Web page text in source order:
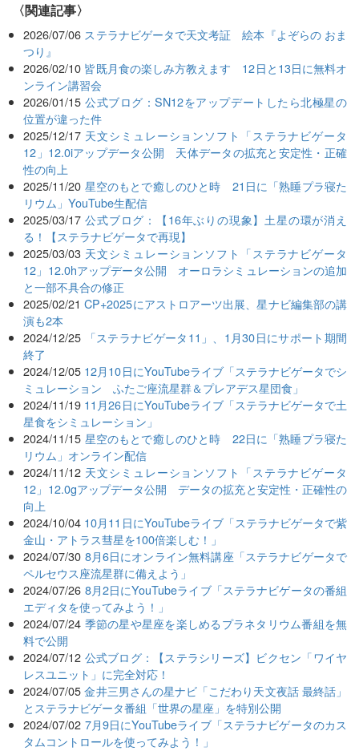
関連記事
2026/07/06 ステラナビゲータで天文考証 絵本『よぞらの おま
つり』
2026/02/10 皆既月食の楽しみ方教えます 12日と13日に無料オ
ンライン講習会
2026/01/15 公式ブログ：SN12をアップデートしたら北極星の
位置が違った件
2025/12/17 天文シミュレーションソフト「ステラナビゲータ
12」12.0iアップデータ公開 天体データの拡充と安定性・正確
性の向上
2025/11/20 星空のもとで癒しのひと時 21日に「熟睡プラ寝た
リウム」YouTube生配信
2025/03/17 公式ブログ：【16年ぶりの現象】土星の環が消え
る！【ステラナビゲータで再現】
2025/03/03 天文シミュレーションソフト「ステラナビゲータ
12」12.0hアップデータ公開 オーロラシミュレーションの追加
と一部不具合の修正
2025/02/21 CP+2025にアストロアーツ出展、星ナビ編集部の講
演も2本
2024/12/25
「ステラナビゲータ11」、1月30日にサポート期間
終了
2024/12/05 12月10日にYouTubeライブ「ステラナビゲータでシ
ミュレーション ふたご座流星群＆プレアデス星団食」
2024/11/19 11月26日にYouTubeライブ「ステラナビゲータで土
星食をシミュレーション」
2024/11/15 星空のもとで癒しのひと時 22日に「熟睡プラ寝た
リウム」オンライン配信
2024/11/12 天文シミュレーションソフト「ステラナビゲータ
12」12.0gアップデータ公開 データの拡充と安定性・正確性の
向上
2024/10/04 10月11日にYouTubeライブ「ステラナビゲータで紫
金山・アトラス彗星を100倍楽しむ！」
2024/07/30 8月6日にオンライン無料講座「ステラナビゲータで
ペルセウス座流星群に備えよう」
2024/07/26 8月2日にYouTubeライブ「ステラナビゲータの番組
エディタを使ってみよう！」
2024/07/24 季節の星や星座を楽しめるプラネタリウム番組を無
料で公開
2024/07/12 公式ブログ：【ステラシリーズ】ビクセン「ワイヤ
レスユニット」に完全対応！
2024/07/05 金井三男さんの星ナビ「こだわり天文夜話 最終話」
とステラナビゲータ番組「世界の星座」を特別公開
2024/07/02 7月9日にYouTubeライブ「ステラナビゲータのカス
タムコントロールを使ってみよう！」